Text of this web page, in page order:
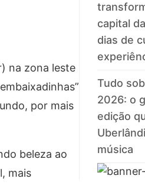
na zona leste
por mais
beleza ao
mais
capital
dias de
Tudo
2026: o
edição
música